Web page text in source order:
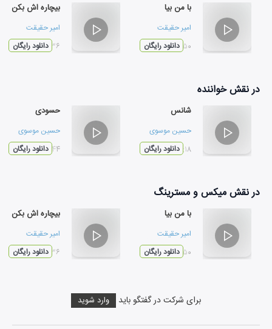
با من بیا
امیر حقیقت
۰۲:۵۰دانلود رایگان
بیچاره اش بکن
امیر حقیقت
۰۲:۳۶دانلود رایگان
در نقشخواننده
شانس
حسین موسوی
۰۳:۱۸دانلود رایگان
حسودی
حسین موسوی
۰۳:۴۴دانلود رایگان
در نقشمیکس و مسترینگ
با من بیا
امیر حقیقت
۰۲:۵۰دانلود رایگان
بیچاره اش بکن
امیر حقیقت
۰۲:۳۶دانلود رایگان
برای شرکت در گفتگو باید وارد شوید